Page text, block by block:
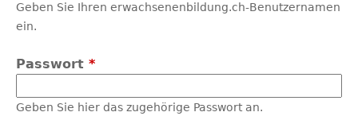
Geben Sie Ihren erwachsenenbildung.ch-Benutzernamen
ein.
Passwort *
Geben Sie hier das zugehörige Passwort an.